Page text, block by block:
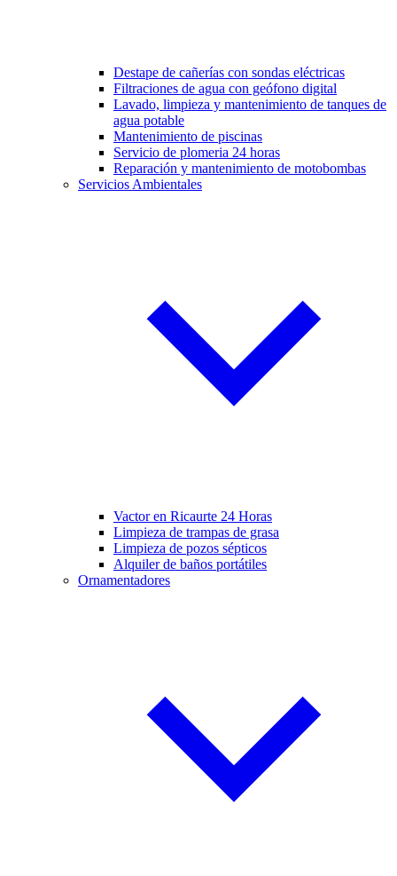
Destape de cañerías con sondas eléctricas
Filtraciones de agua con geófono digital
Lavado, limpieza y mantenimiento de tanques de
agua potable
Mantenimiento de piscinas
Servicio de plomeria 24 horas
Reparación y mantenimiento de motobombas
Servicios Ambientales
Vactor en Ricaurte 24 Horas
Limpieza de trampas de grasa
Limpieza de pozos sépticos
Alquiler de baños portátiles
Ornamentadores